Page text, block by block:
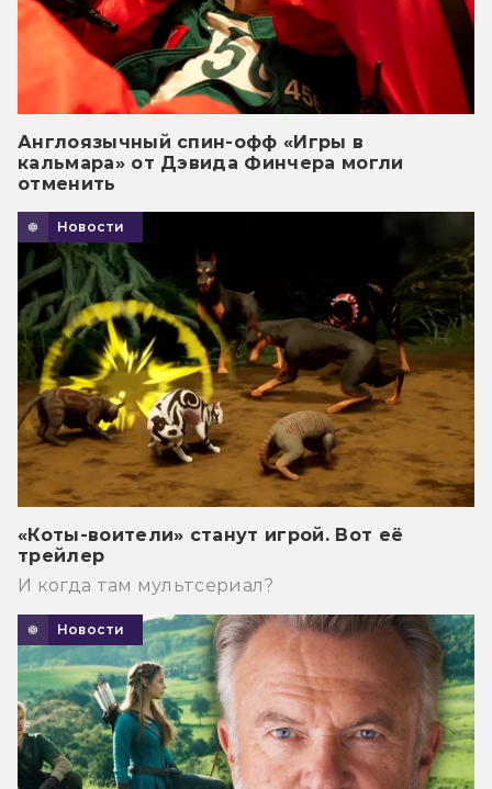
Англоязычный спин-офф «Игры в
кальмара» от Дэвида Финчера могли
отменить
Новости
«Коты-воители» станут игрой. Вот её
трейлер
И когда там мультсериал?
Новости